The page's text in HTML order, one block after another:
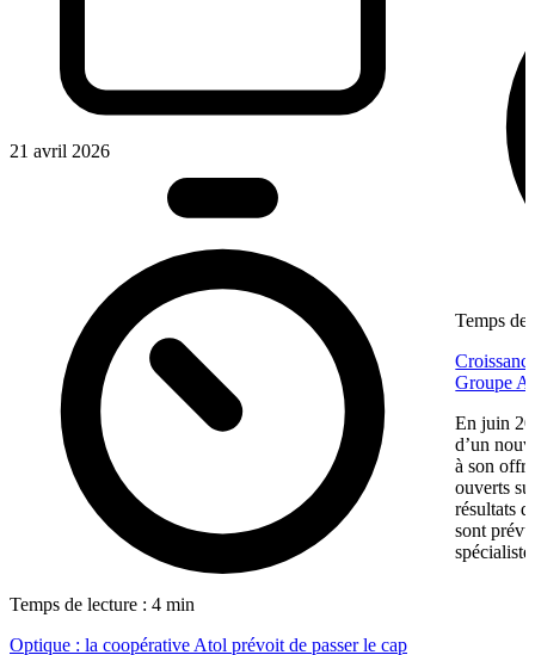
21 avril 2026
Temps de lecture : 4 min
Optique : la coopérative Atol prévoit de passer le cap
Temps de
Groupe
En juin
d’un
à son
ouverts
résultats
sont